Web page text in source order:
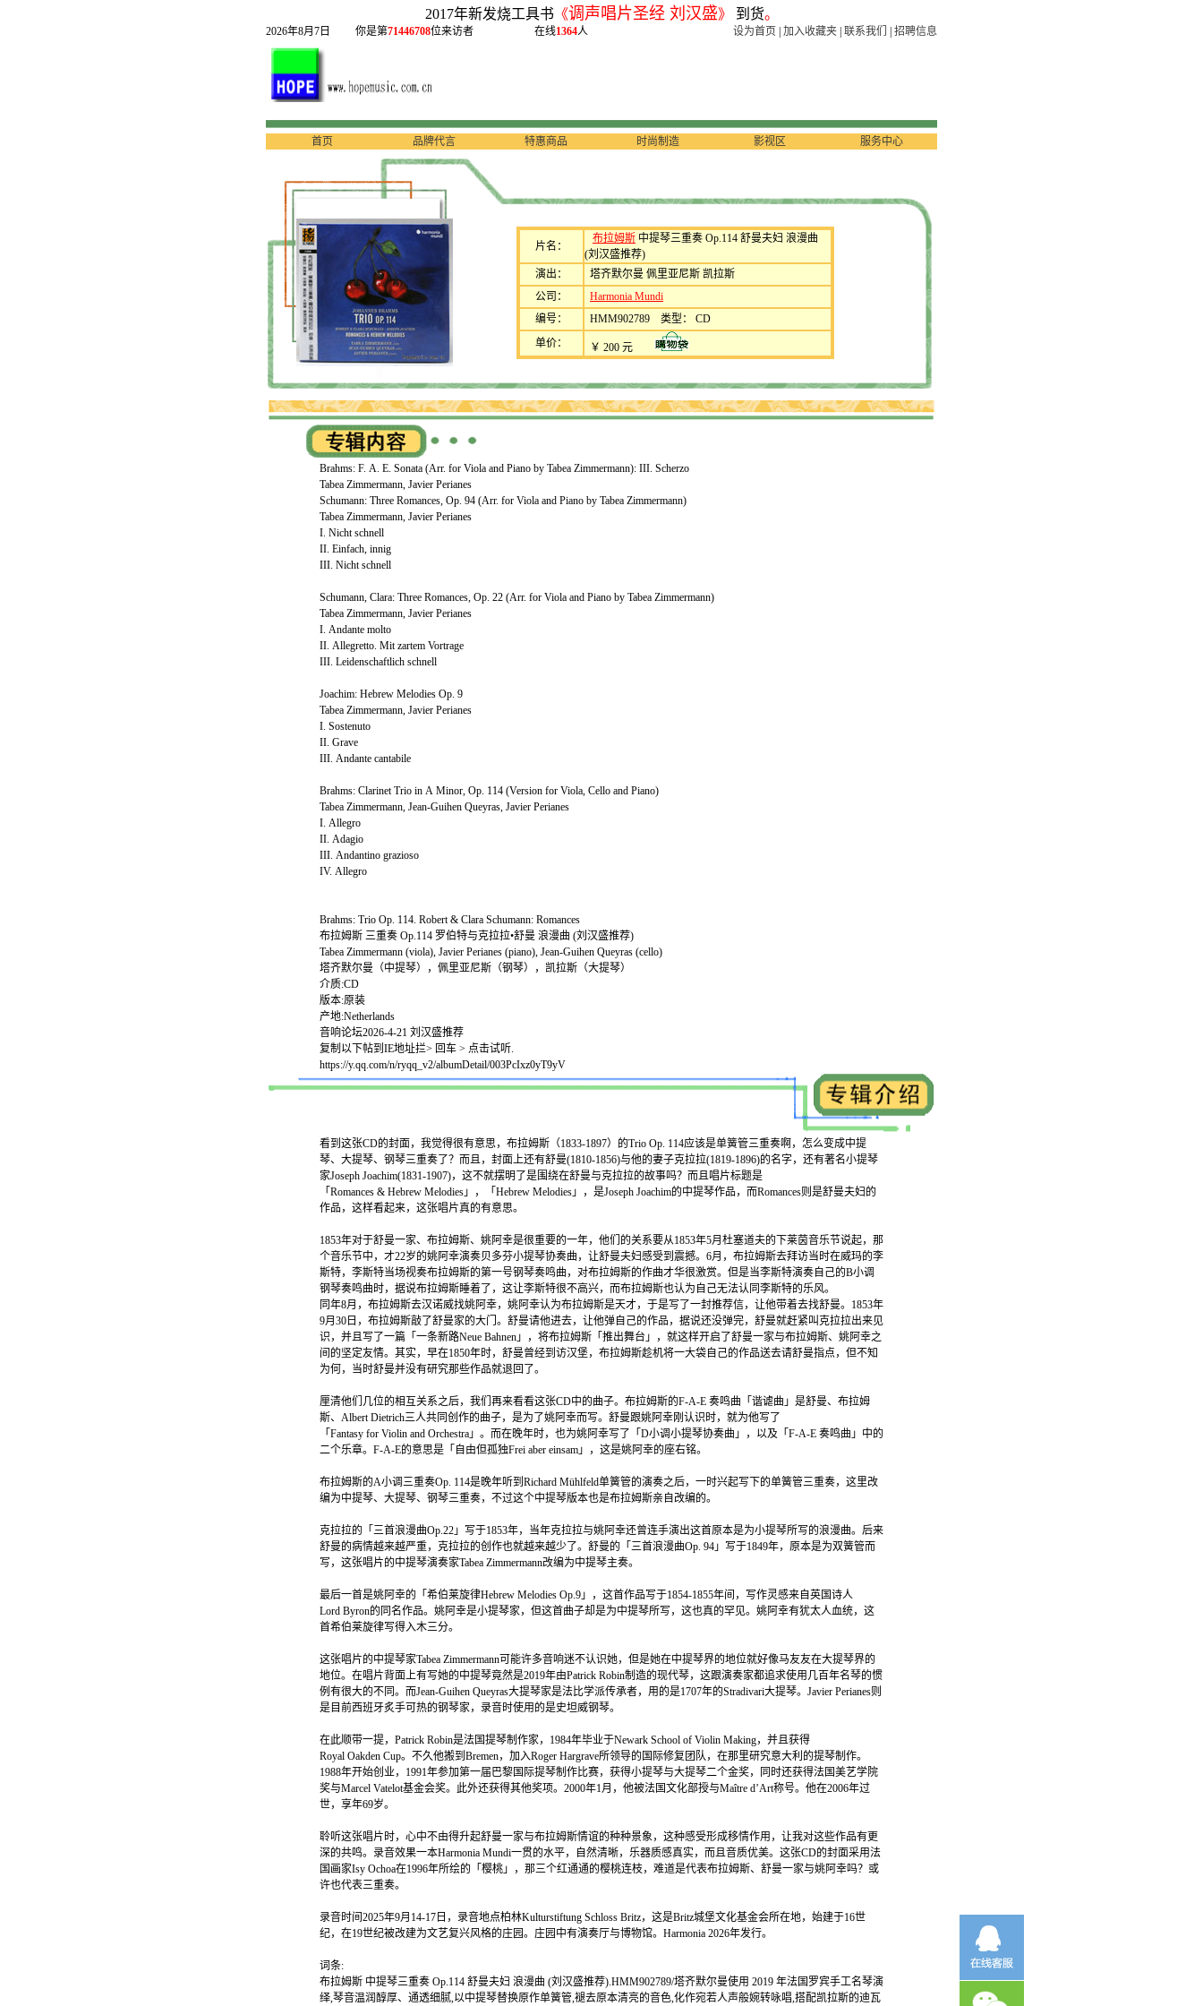
2017年新发烧工具书 《调声唱片圣经 刘汉盛》 到货。
2026年8月7日 你是第71446708位来访者 在线1364人 设为首页 加入收藏夹 联系我们 招聘信息
首页 品牌代言 特惠商品 时尚制造 影视区 服务中心
片名：
布拉姆斯 中提琴三重奏 Op.114 舒曼夫妇 浪漫曲
(刘汉盛推荐)
演出：
塔齐默尔曼 佩里亚尼斯 凯拉斯
公司：
Harmonia Mundi
编号：
HMM902789 类型： CD
单价：
￥ 200 元
Brahms: F. A. E. Sonata (Arr. for Viola and Piano by Tabea Zimmermann): III. Scherzo
Tabea Zimmermann, Javier Perianes
Schumann: Three Romances, Op. 94 (Arr. for Viola and Piano by Tabea Zimmermann)
Tabea Zimmermann, Javier Perianes
I. Nicht schnell
II. Einfach, innig
III. Nicht schnell
Schumann, Clara: Three Romances, Op. 22 (Arr. for Viola and Piano by Tabea Zimmermann)
Tabea Zimmermann, Javier Perianes
I. Andante molto
II. Allegretto. Mit zartem Vortrage
III. Leidenschaftlich schnell
Joachim: Hebrew Melodies Op. 9
Tabea Zimmermann, Javier Perianes
I. Sostenuto
II. Grave
III. Andante cantabile
Brahms: Clarinet Trio in A Minor, Op. 114 (Version for Viola, Cello and Piano)
Tabea Zimmermann, Jean-Guihen Queyras, Javier Perianes
I. Allegro
II. Adagio
III. Andantino grazioso
IV. Allegro
Brahms: Trio Op. 114. Robert & Clara Schumann: Romances
布拉姆斯 三重奏 Op.114 罗伯特与克拉拉•舒曼 浪漫曲 (刘汉盛推荐)
Tabea Zimmermann (viola), Javier Perianes (piano), Jean-Guihen Queyras (cello)
塔齐默尔曼（中提琴），佩里亚尼斯（钢琴），凯拉斯（大提琴）
介质:CD
版本:原装
产地:Netherlands
音响论坛2026-4-21 刘汉盛推荐
复制以下帖到IE地址拦> 回车 > 点击试听.
https://y.qq.com/n/ryqq_v2/albumDetail/003PcIxz0yT9yV
看到这张CD的封面，我觉得很有意思，布拉姆斯（1833-1897）的Trio Op. 114应该是单簧管三重奏啊，怎么变成中提
琴、大提琴、钢琴三重奏了？而且，封面上还有舒曼(1810-1856)与他的妻子克拉拉(1819-1896)的名字，还有著名小提琴
家Joseph Joachim(1831-1907)，这不就摆明了是围绕在舒曼与克拉拉的故事吗？而且唱片标题是
「Romances & Hebrew Melodies」，「Hebrew Melodies」，是Joseph Joachim的中提琴作品，而Romances则是舒曼夫妇的
作品，这样看起来，这张唱片真的有意思。
1853年对于舒曼一家、布拉姆斯、姚阿幸是很重要的一年，他们的关系要从1853年5月杜塞道夫的下莱茵音乐节说起，那
个音乐节中，才22岁的姚阿幸演奏贝多芬小提琴协奏曲，让舒曼夫妇感受到震撼。6月，布拉姆斯去拜访当时在威玛的李
斯特，李斯特当场视奏布拉姆斯的第一号钢琴奏鸣曲，对布拉姆斯的作曲才华很激赏。但是当李斯特演奏自己的B小调
钢琴奏鸣曲时，据说布拉姆斯睡着了，这让李斯特很不高兴，而布拉姆斯也认为自己无法认同李斯特的乐风。
同年8月，布拉姆斯去汉诺威找姚阿幸，姚阿幸认为布拉姆斯是天才，于是写了一封推荐信，让他带着去找舒曼。1853年
9月30日，布拉姆斯敲了舒曼家的大门。舒曼请他进去，让他弹自己的作品，据说还没弹完，舒曼就赶紧叫克拉拉出来见
识，并且写了一篇「一条新路Neue Bahnen」，将布拉姆斯「推出舞台」，就这样开启了舒曼一家与布拉姆斯、姚阿幸之
间的坚定友情。其实，早在1850年时，舒曼曾经到访汉堡，布拉姆斯趁机将一大袋自己的作品送去请舒曼指点，但不知
为何，当时舒曼并没有研究那些作品就退回了。
厘清他们几位的相互关系之后，我们再来看看这张CD中的曲子。布拉姆斯的F-A-E 奏鸣曲「谐谑曲」是舒曼、布拉姆
斯、Albert Dietrich三人共同创作的曲子，是为了姚阿幸而写。舒曼跟姚阿幸刚认识时，就为他写了
「Fantasy for Violin and Orchestra」。而在晚年时，也为姚阿幸写了「D小调小提琴协奏曲」，以及「F-A-E 奏鸣曲」中的
二个乐章。F-A-E的意思是「自由但孤独Frei aber einsam」，这是姚阿幸的座右铭。
布拉姆斯的A小调三重奏Op. 114是晚年听到Richard Mühlfeld单簧管的演奏之后，一时兴起写下的单簧管三重奏，这里改
编为中提琴、大提琴、钢琴三重奏，不过这个中提琴版本也是布拉姆斯亲自改编的。
克拉拉的「三首浪漫曲Op.22」写于1853年，当年克拉拉与姚阿幸还曾连手演出这首原本是为小提琴所写的浪漫曲。后来
舒曼的病情越来越严重，克拉拉的创作也就越来越少了。舒曼的「三首浪漫曲Op. 94」写于1849年，原本是为双簧管而
写，这张唱片的中提琴演奏家Tabea Zimmermann改编为中提琴主奏。
最后一首是姚阿幸的「希伯莱旋律Hebrew Melodies Op.9」，这首作品写于1854-1855年间，写作灵感来自英国诗人
Lord Byron的同名作品。姚阿幸是小提琴家，但这首曲子却是为中提琴所写，这也真的罕见。姚阿幸有犹太人血统，这
首希伯莱旋律写得入木三分。
这张唱片的中提琴家Tabea Zimmermann可能许多音响迷不认识她，但是她在中提琴界的地位就好像马友友在大提琴界的
地位。在唱片背面上有写她的中提琴竟然是2019年由Patrick Robin制造的现代琴，这跟演奏家都追求使用几百年名琴的惯
例有很大的不同。而Jean-Guihen Queyras大提琴家是法比学派传承者，用的是1707年的Stradivari大提琴。Javier Perianes则
是目前西班牙炙手可热的钢琴家，录音时使用的是史坦威钢琴。
在此顺带一提，Patrick Robin是法国提琴制作家，1984年毕业于Newark School of Violin Making，并且获得
Royal Oakden Cup。不久他搬到Bremen，加入Roger Hargrave所领导的国际修复团队，在那里研究意大利的提琴制作。
1988年开始创业，1991年参加第一届巴黎国际提琴制作比赛，获得小提琴与大提琴二个金奖，同时还获得法国美艺学院
奖与Marcel Vatelot基金会奖。此外还获得其他奖项。2000年1月，他被法国文化部授与Maître d’Art称号。他在2006年过
世，享年69岁。
聆听这张唱片时，心中不由得升起舒曼一家与布拉姆斯情谊的种种景象，这种感受形成移情作用，让我对这些作品有更
深的共鸣。录音效果一本Harmonia Mundi一贯的水平，自然清晰，乐器质感真实，而且音质优美。这张CD的封面采用法
国画家Isy Ochoa在1996年所绘的「樱桃」，那三个红通通的樱桃连枝，难道是代表布拉姆斯、舒曼一家与姚阿幸吗？或
许也代表三重奏。
录音时间2025年9月14-17日，录音地点柏林Kulturstiftung Schloss Britz，这是Britz城堡文化基金会所在地，始建于16世
纪，在19世纪被改建为文艺复兴风格的庄园。庄园中有演奏厅与博物馆。Harmonia 2026年发行。
词条:
布拉姆斯 中提琴三重奏 Op.114 舒曼夫妇 浪漫曲 (刘汉盛推荐).HMM902789/塔齐默尔曼使用 2019 年法国罗宾手工名琴演
绎,琴音温润醇厚、通透细腻,以中提琴替换原作单簧管,褪去原本清亮的音色,化作宛若人声般婉转咏唱,搭配凯拉斯的迪瓦